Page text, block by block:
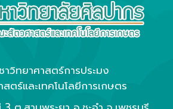
าวิทยาศาสตร์การประมง
ตร์และเทคโนโลยีการเกษตร